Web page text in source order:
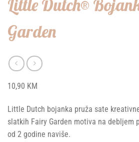
Little Dutch®
Garden
10,90 KM
Little Dutch bojanka pruža sate
slatkih Fairy Garden motiva na debljem
od 2 godine naviše.